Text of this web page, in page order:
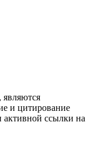
являются
и цитирование
активной ссылки на